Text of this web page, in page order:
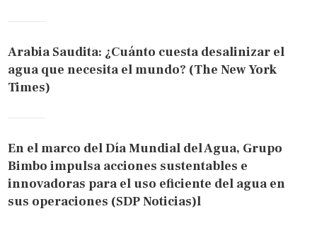
Arabia Saudita: ¿Cuánto cuesta desalinizar el
agua que necesita el mundo? (The New York
Times)
En el marco del Día Mundial del Agua, Grupo
Bimbo impulsa acciones sustentables e
innovadoras para el uso eficiente del agua en
sus operaciones (SDP Noticias)l